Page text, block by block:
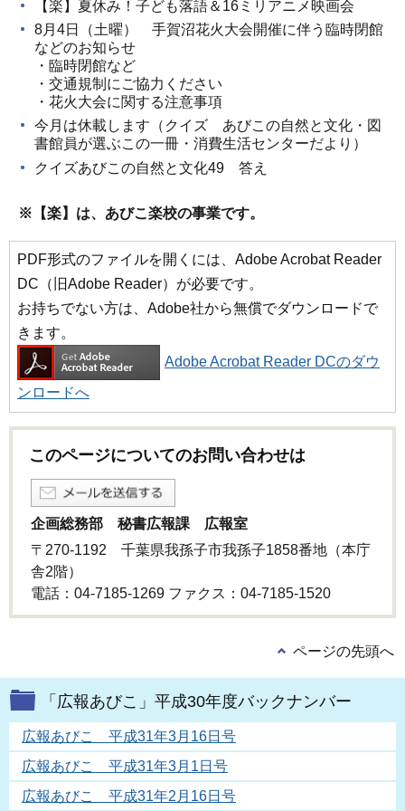
【楽】夏休み！子ども落語＆16ミリアニメ映画会
8月4日（土曜） 手賀沼花火大会開催に伴う臨時閉館
などのお知らせ
・臨時閉館など
・交通規制にご協力ください
・花火大会に関する注意事項
今月は休載します（クイズ あびこの自然と文化・図
書館員が選ぶこの一冊・消費生活センターだより）
クイズあびこの自然と文化49 答え
※【楽】は、あびこ楽校の事業です。
PDF形式のファイルを開くには、Adobe Acrobat Reader
DC（旧Adobe Reader）が必要です。
お持ちでない方は、Adobe社から無償でダウンロードで
きます。
Adobe Acrobat Reader DCのダウ
ンロードへ
このページについてのお問い合わせは
企画総務部 秘書広報課 広報室
〒270-1192 千葉県我孫子市我孫子1858番地（本庁
舎2階）
電話：04-7185-1269 ファクス：04-7185-1520
ページの先頭へ
「広報あびこ」平成30年度バックナンバー
広報あびこ 平成31年3月16日号
広報あびこ 平成31年3月1日号
広報あびこ 平成31年2月16日号